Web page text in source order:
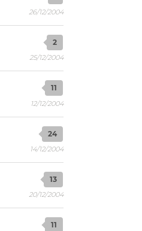
26/12/2004
2
25/12/2004
11
12/12/2004
24
14/12/2004
13
20/12/2004
11